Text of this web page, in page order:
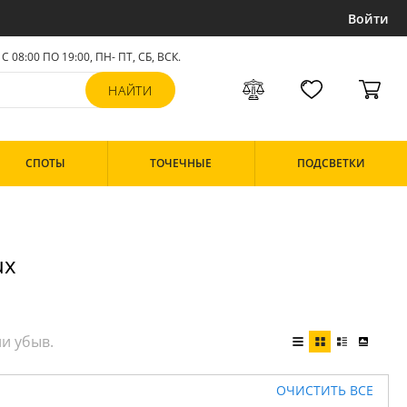
Войти
С 08:00 ПО 19:00, ПН- ПТ, СБ, ВСК.
СПОТЫ ТОЧЕЧНЫЕ ПОДСВЕТКИ
ОЧИСТИТЬ ВСЕ